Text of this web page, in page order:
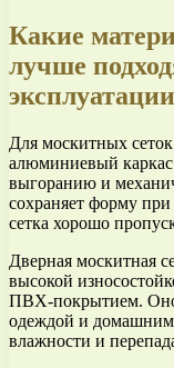
Какие
лучше
эксплуатации
Для москитных
алюминиевый каркас
выгоранию и
сохраняет форму
сетка хорошо
Дверная москитная
высокой
ПВХ-покрытием. Оно
одеждой и
влажности и